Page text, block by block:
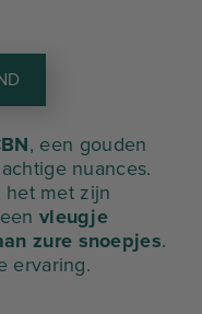
actuel
est :
94,80 €.
, een gouden
nuances.
met zijn
vleugje
zure snoepjes.
ervaring.